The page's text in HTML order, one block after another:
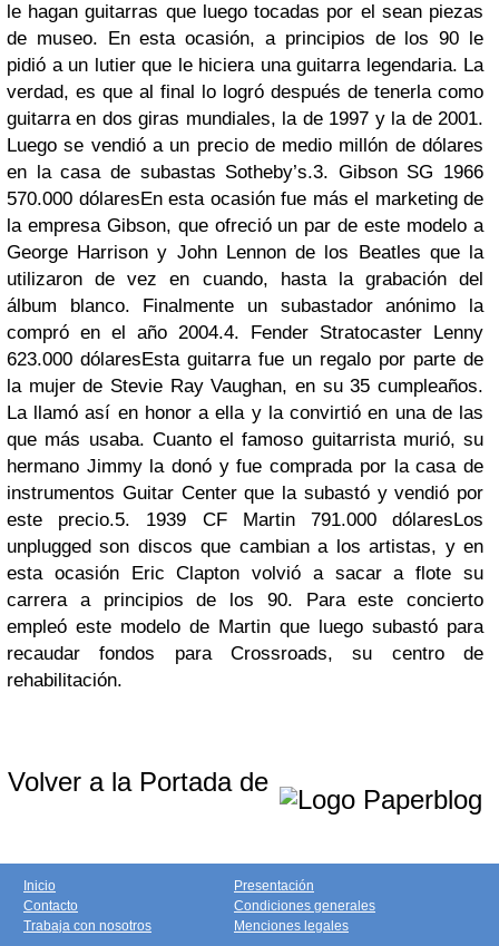
le hagan guitarras que luego tocadas por el sean piezas
de museo. En esta ocasión, a principios de los 90 le
pidió a un lutier que le hiciera una guitarra legendaria. La
verdad, es que al final lo logró después de tenerla como
guitarra en dos giras mundiales, la de 1997 y la de 2001.
Luego se vendió a un precio de medio millón de dólares
en la casa de subastas Sotheby’s.3. Gibson SG 1966
570.000 dólaresEn esta ocasión fue más el marketing de
la empresa Gibson, que ofreció un par de este modelo a
George Harrison y John Lennon de los Beatles que la
utilizaron de vez en cuando, hasta la grabación del
álbum blanco. Finalmente un subastador anónimo la
compró en el año 2004.4. Fender Stratocaster Lenny
623.000 dólaresEsta guitarra fue un regalo por parte de
la mujer de Stevie Ray Vaughan, en su 35 cumpleaños.
La llamó así en honor a ella y la convirtió en una de las
que más usaba. Cuanto el famoso guitarrista murió, su
hermano Jimmy la donó y fue comprada por la casa de
instrumentos Guitar Center que la subastó y vendió por
este precio.5. 1939 CF Martin 791.000 dólaresLos
unplugged son discos que cambian a los artistas, y en
esta ocasión Eric Clapton volvió a sacar a flote su
carrera a principios de los 90. Para este concierto
empleó este modelo de Martin que luego subastó para
recaudar fondos para Crossroads, su centro de
rehabilitación.
Volver a la Portada de
Inicio
Contacto
Trabaja con nosotros
Presentación
Condiciones generales
Menciones legales